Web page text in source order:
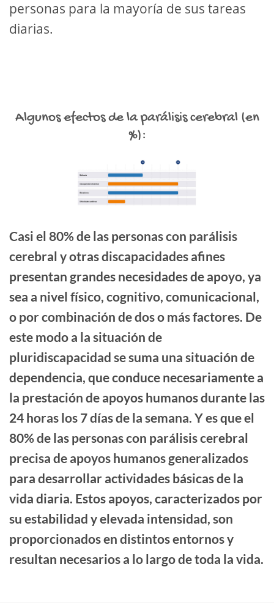
personas para la mayoría de sus tareas
diarias.
Algunos efectos de la parálisis cerebral (en
%):
Casi el 80% de las personas con parálisis
cerebral y otras discapacidades afines
presentan grandes necesidades de apoyo, ya
sea a nivel físico, cognitivo, comunicacional,
o por combinación de dos o más factores. De
este modo a la situación de
pluridiscapacidad se suma una situación de
dependencia, que conduce necesariamente a
la prestación de apoyos humanos durante las
24 horas los 7 días de la semana. Y es que el
80% de las personas con parálisis cerebral
precisa de apoyos humanos generalizados
para desarrollar actividades básicas de la
vida diaria. Estos apoyos, caracterizados por
su estabilidad y elevada intensidad, son
proporcionados en distintos entornos y
resultan necesarios a lo largo de toda la vida.